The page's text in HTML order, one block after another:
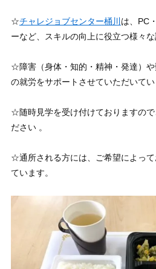
☆チャレジョブセンター桶川 は、PC
ーなど、スキルの向上に役立つ様々な
☆障害（身体・知的・精神・発達）
の就労をサポートさせていただいてい
☆随時見学を受け付けておりますので
ださい 。
☆通所される方には、ご希望によっ
ています。